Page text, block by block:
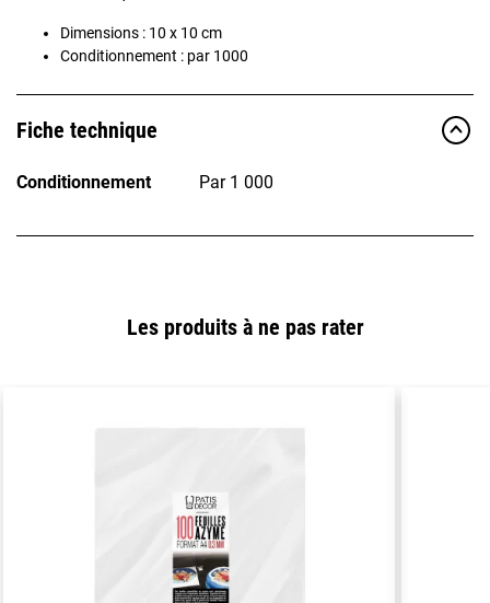
Dimensions : 10 x 10 cm
Conditionnement : par 1000
Fiche technique
Conditionnement Par 1 000
Les produits à ne pas rater